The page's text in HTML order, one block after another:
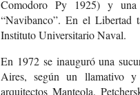
Comodoro Py 1925) y una
“Navibanco”. En el Libertad
Instituto Universitario Naval.
En 1972 se inauguró una
Aires, según un llamativo
arquitectos Manteola,